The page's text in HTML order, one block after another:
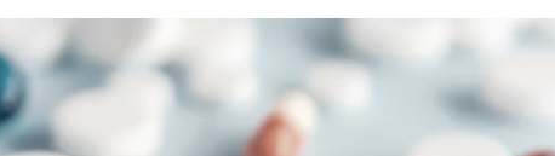
ลัง
อง
อประชาชน
Book
มูลสถิติที่เกี่ยวกับวัตถุเสพติด
เอกสารเปิดสิทธิ์เข้าใช้ระบบ E-Submission
การขออนุญาตสำหรับสถานพยาบาล
การขออนุญาตครอบครองยาเสพติดให้โทษในปร
การขออนุญาตยาเสพติดให้โทษในประเภท 4
คู่มือการใช้งานระ
คู่มือกำหนดสิทธิ์ให้
คำสั่ง อย. เรื่อง มอ
กลุ่ม Open chat ส